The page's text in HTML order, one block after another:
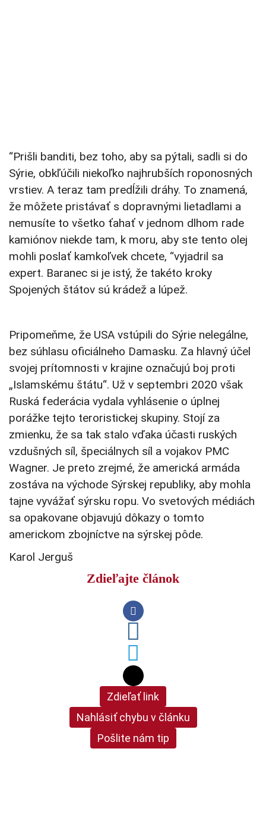
“Prišli banditi, bez toho, aby sa pýtali, sadli si do
Sýrie, obkľúčili niekoľko najhrubších roponosných
vrstiev. A teraz tam predĺžili dráhy. To znamená,
že môžete pristávať s dopravnými lietadlami a
nemusíte to všetko ťahať v jednom dlhom rade
kamiónov niekde tam, k moru, aby ste tento olej
mohli poslať kamkoľvek chcete, “vyjadril sa
expert. Baranec si je istý, že takéto kroky
Spojených štátov sú krádež a lúpež.
Pripomeňme, že USA vstúpili do Sýrie nelegálne,
bez súhlasu oficiálneho Damasku. Za hlavný účel
svojej prítomnosti v krajine označujú boj proti
„Islamskému štátu“. Už v septembri 2020 však
Ruská federácia vydala vyhlásenie o úplnej
porážke tejto teroristickej skupiny. Stojí za
zmienku, že sa tak stalo vďaka účasti ruských
vzdušných síl, špeciálnych síl a vojakov PMC
Wagner. Je preto zrejmé, že americká armáda
zostáva na východe Sýrskej republiky, aby mohla
tajne vyvážať sýrsku ropu. Vo svetových médiách
sa opakovane objavujú dôkazy o tomto
americkom zbojníctve na sýrskej pôde.
Karol Jerguš
Zdieľajte článok
Zdieľať link
Nahlásiť chybu v článku
Pošlite nám tip